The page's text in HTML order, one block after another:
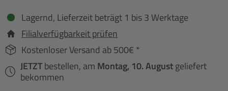
Lagernd, Lieferzeit beträgt 1 bis 3 Werktage
Filialverfügbarkeit prüfen
Kostenloser Versand ab 500€ *
JETZTbestellen, am Montag, 10. Augustgeliefert
bekommen